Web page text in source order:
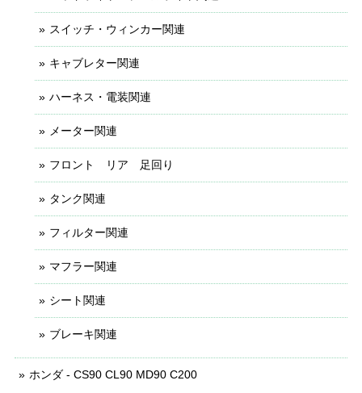
スイッチ・ウィンカー関連
キャブレター関連
ハーネス・電装関連
メーター関連
フロント リア 足回り
タンク関連
フィルター関連
マフラー関連
シート関連
ブレーキ関連
ホンダ - CS90 CL90 MD90 C200